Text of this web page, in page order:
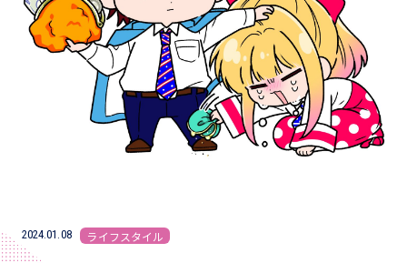
2024.01.08 ライフスタイル